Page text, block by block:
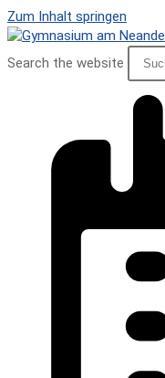
Zum Inhalt springen
Search the website